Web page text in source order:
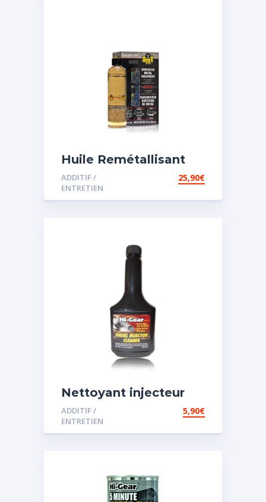
Huile Remétallisant
Moteur SMT2
ADDITIF /
ENTRETIEN
25,90€
Nettoyant injecteur
diesel
ADDITIF /
ENTRETIEN
5,90€